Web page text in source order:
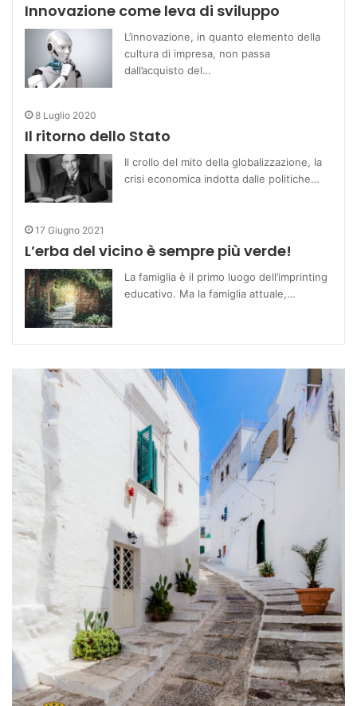
Innovazione come leva di sviluppo
L’innovazione, in quanto elemento della
cultura di impresa, non passa
dall’acquisto del…
8 Luglio 2020
Il ritorno dello Stato
Il crollo del mito della globalizzazione, la
crisi economica indotta dalle politiche…
17 Giugno 2021
L’erba del vicino è sempre più verde!
La famiglia è il primo luogo dell’imprinting
educativo. Ma la famiglia attuale,…